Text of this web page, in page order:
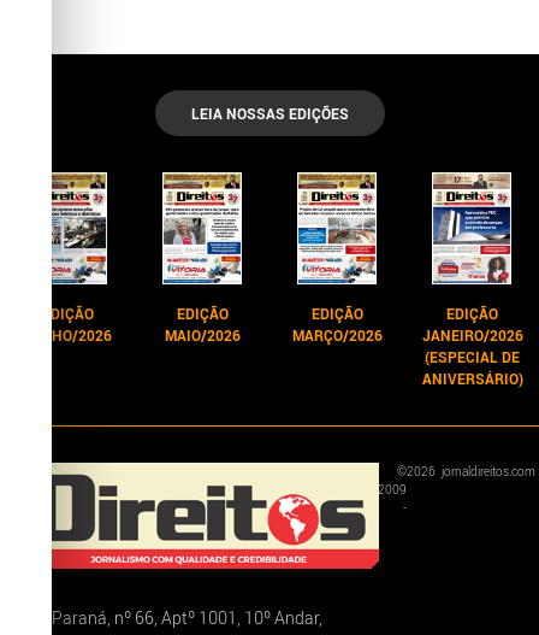
LEIA NOSSAS EDIÇÕES
EDIÇÃO
JUNHO/2026
EDIÇÃO
MAIO/2026
EDIÇÃO
MARÇO/2026
EDIÇÃO
JANEIRO/2026
(ESPECIAL DE
ANIVERSÁRIO)
Rua Paraná, nº 66, Aptº 1001, 10º Andar,
©
2009
-
2026 jornaldireitos.com